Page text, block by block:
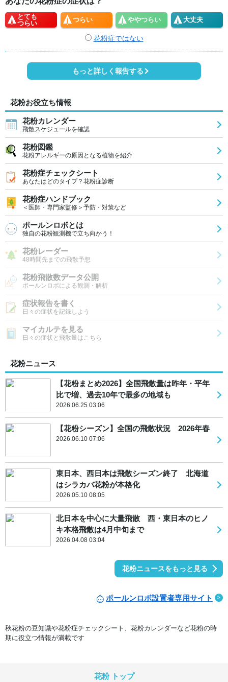
とても
つらい
つらい ややつらい 大丈夫
花粉症ではない
もっと詳しく報告する
花粉お役立ち情報
花粉カレンダー
飛散スケジュールを確認
花粉図鑑
花粉アレルギーの原因となる植物を紹介
花粉症チェックシート
あなたはどのタイプ？花粉症診断
花粉症ハンドブック
＜医師・専門家監修＞予防・対策など
ポールンロボとは
独自の花粉観測機で立ち向かう！
花粉レーダー
48時間先までの飛散予想
花粉飛散数データ公開
ポールンロボによる観測・解析
症状報告を書く
日々の症状を記録しよう
マイカルテを見る
日々の症状と飛散量はこちら
花粉ニュース
【花粉まとめ2026】全国飛散量は昨年・平年
比で増、過去10年で最多の地域も
2026.06.25 03:06
【花粉シーズン】全国の飛散状況 2026年春
2026.06.10 07:06
東日本、西日本は飛散シーズン終了 北海道
はシラカバ花粉が本格化
2026.05.10 08:05
北日本を中心に大量飛散 西・東日本のヒノ
キ本格飛散は4月中旬まで
2026.04.08 03:04
花粉ニュースをもっと見る
ポールンロボ設置者専用サイト
秋花粉の豆知識や花粉症チェックシート、花粉カレンダーなど花粉の時
期に役立つ情報が満載です
花粉 トップ